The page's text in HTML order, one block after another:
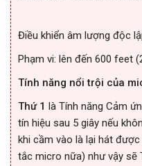
Điều khiển âm lượng độc
Phạm vi: lên đến 600 feet
Tính năng nổi trội của
Thứ 1
là Tính năng Cảm
tín hiệu sau 5 giây nếu
khi cầm vào là lại hát
tắc micro nữa) như vậy sẽ